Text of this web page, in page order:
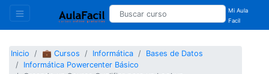
Mi Aula
Facil
Inicio 💼 Cursos Informática
Bases de Datos
Informática Powercenter Básico